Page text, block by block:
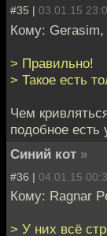
#35 | 03.01.15
Кому: Gerasim,
> Правильно!
> Такое есть
Чем
подобное есть
Синий кот »
#36 | 04.01.15
Кому: Ragnar
> У них всё